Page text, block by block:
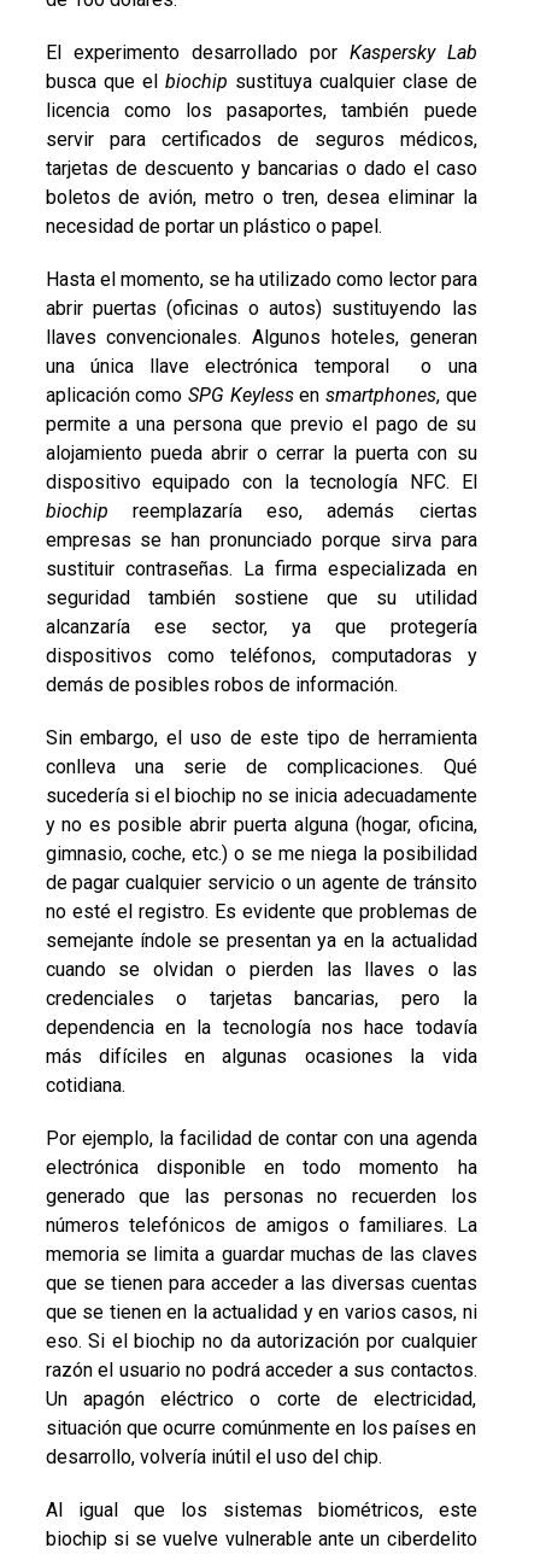
El experimento desarrollado por Kaspersky Lab
busca que el biochip sustituya cualquier clase de
licencia como los pasaportes, también puede
servir para certificados de seguros médicos,
tarjetas de descuento y bancarias o dado el caso
boletos de avión, metro o tren, desea eliminar la
necesidad de portar un plástico o papel.
Hasta el momento, se ha utilizado como lector para
abrir puertas (oficinas o autos) sustituyendo las
llaves convencionales. Algunos hoteles, generan
una única llave electrónica temporal o una
aplicación como SPG Keylessen smartphones, que
permite a una persona que previo el pago de su
alojamiento pueda abrir o cerrar la puerta con su
dispositivo equipado con la tecnología NFC. El
biochip reemplazaría eso, además ciertas
empresas se han pronunciado porque sirva para
sustituir contraseñas. La firma especializada en
seguridad también sostiene que su utilidad
alcanzaría ese sector, ya que protegería
dispositivos como teléfonos, computadoras y
demás de posibles robos de información.
Sin embargo, el uso de este tipo de herramienta
conlleva una serie de complicaciones. Qué
sucedería si el biochip no se inicia adecuadamente
y no es posible abrir puerta alguna (hogar, oficina,
gimnasio, coche, etc.) o se me niega la posibilidad
de pagar cualquier servicio o un agente de tránsito
no esté el registro. Es evidente que problemas de
semejante índole se presentan ya en la actualidad
cuando se olvidan o pierden las llaves o las
credenciales o tarjetas bancarias, pero la
dependencia en la tecnología nos hace todavía
más difíciles en algunas ocasiones la vida
cotidiana.
Por ejemplo, la facilidad de contar con una agenda
electrónica disponible en todo momento ha
generado que las personas no recuerden los
números telefónicos de amigos o familiares. La
memoria se limita a guardar muchas de las claves
que se tienen para acceder a las diversas cuentas
que se tienen en la actualidad y en varios casos, ni
eso. Si el biochip no da autorización por cualquier
razón el usuario no podrá acceder a sus contactos.
Un apagón eléctrico o corte de electricidad,
situación que ocurre comúnmente en los países en
desarrollo, volvería inútil el uso del chip.
Al igual que los sistemas biométricos, este
biochip si se vuelve vulnerable ante un ciberdelito